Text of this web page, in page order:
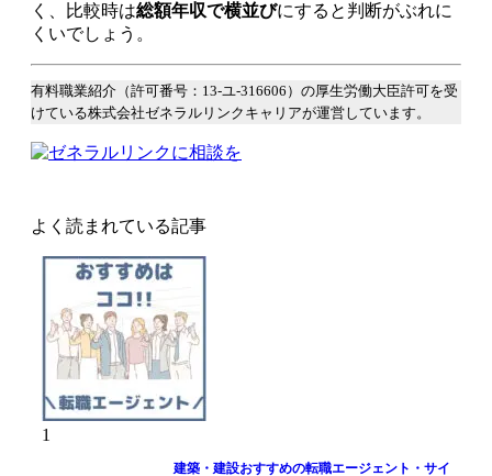
く、比較時は総額年収で横並びにすると判断がぶれに
くいでしょう。
有料職業紹介（許可番号：13-ユ-316606）の厚生労働大臣許可を受
けている株式会社ゼネラルリンクキャリアが運営しています。
よく読まれている記事
1
建築・建設おすすめの転職エージェント・サイ